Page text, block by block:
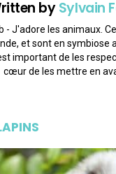
bySylvain
- J'adore les animaux.
et sont en symbiose
important de les
cœur de les mettre en